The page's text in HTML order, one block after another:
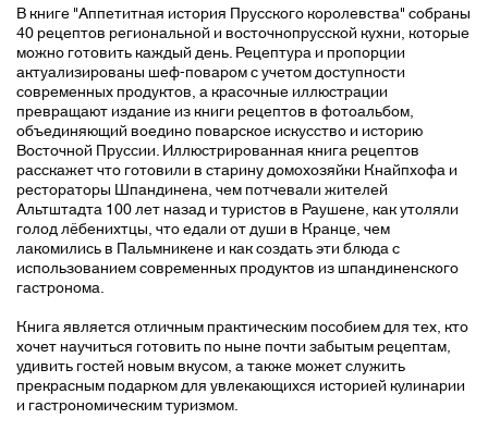
В книге "Аппетитная история Прусского королевства" собраны
40 рецептов региональной и восточнопрусской кухни, которые
можно готовить каждый день. Рецептура и пропорции
актуализированы шеф-поваром с учетом доступности
современных продуктов, а красочные иллюстрации
превращают издание из книги рецептов в фотоальбом,
объединяющий воедино поварское искусство и историю
Восточной Пруссии. Иллюстрированная книга рецептов
расскажет что готовили в старину домохозяйки Кнайпхофа и
рестораторы Шпандинена, чем потчевали жителей
Альтштадта 100 лет назад и туристов в Раушене, как утоляли
голод лёбенихтцы, что едали от души в Кранце, чем
лакомились в Пальмникене и как создать эти блюда с
использованием современных продуктов из шпандиненского
гастронома.
Книга является отличным практическим пособием для тех, кто
хочет научиться готовить по ныне почти забытым рецептам,
удивить гостей новым вкусом, а также может служить
прекрасным подарком для увлекающихся историей кулинарии
и гастрономическим туризмом.